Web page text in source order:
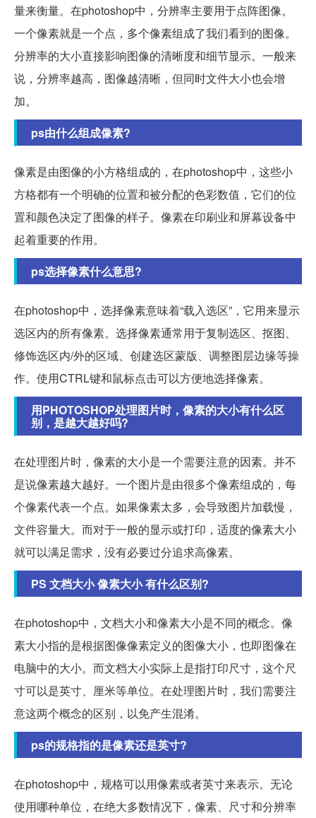
量来衡量。在photoshop中，分辨率主要用于点阵图像。
一个像素就是一个点，多个像素组成了我们看到的图像。
分辨率的大小直接影响图像的清晰度和细节显示。一般来
说，分辨率越高，图像越清晰，但同时文件大小也会增
加。
ps由什么组成像素?
像素是由图像的小方格组成的，在photoshop中，这些小
方格都有一个明确的位置和被分配的色彩数值，它们的位
置和颜色决定了图像的样子。像素在印刷业和屏幕设备中
起着重要的作用。
ps选择像素什么意思?
在photoshop中，选择像素意味着“载入选区”，它用来显示
选区内的所有像素。选择像素通常用于复制选区、抠图、
修饰选区内/外的区域、创建选区蒙版、调整图层边缘等操
作。使用CTRL键和鼠标点击可以方便地选择像素。
用PHOTOSHOP处理图片时，像素的大小有什么区
别，是越大越好吗?
在处理图片时，像素的大小是一个需要注意的因素。并不
是说像素越大越好。一个图片是由很多个像素组成的，每
个像素代表一个点。如果像素太多，会导致图片加载慢，
文件容量大。而对于一般的显示或打印，适度的像素大小
就可以满足需求，没有必要过分追求高像素。
PS 文档大小 像素大小 有什么区别?
在photoshop中，文档大小和像素大小是不同的概念。像
素大小指的是根据图像像素定义的图像大小，也即图像在
电脑中的大小。而文档大小实际上是指打印尺寸，这个尺
寸可以是英寸、厘米等单位。在处理图片时，我们需要注
意这两个概念的区别，以免产生混淆。
ps的规格指的是像素还是英寸?
在photoshop中，规格可以用像素或者英寸来表示。无论
使用哪种单位，在绝大多数情况下，像素、尺寸和分辨率